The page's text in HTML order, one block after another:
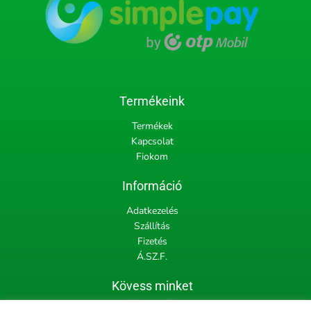
Termékeink
Termékek
Kapcsolat
Fiokom
Információ
Adatkezelés
Szállítás
Fizetés
Á.SZ.F.
Kövess minket